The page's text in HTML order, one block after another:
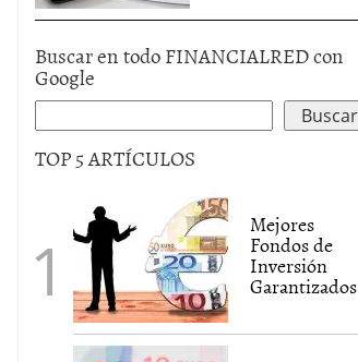
Buscar en todo FINANCIALRED con
Google
TOP 5 ARTÍCULOS
Mejores
Fondos de
Inversión
Garantizados